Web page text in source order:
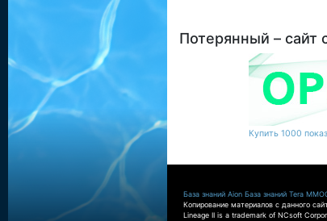
Потерянный – сайт
Купить 1000
База знаний Aion База знаний Tera
Копирование материалов с данного
Lineage II is a trademark of NCsoft